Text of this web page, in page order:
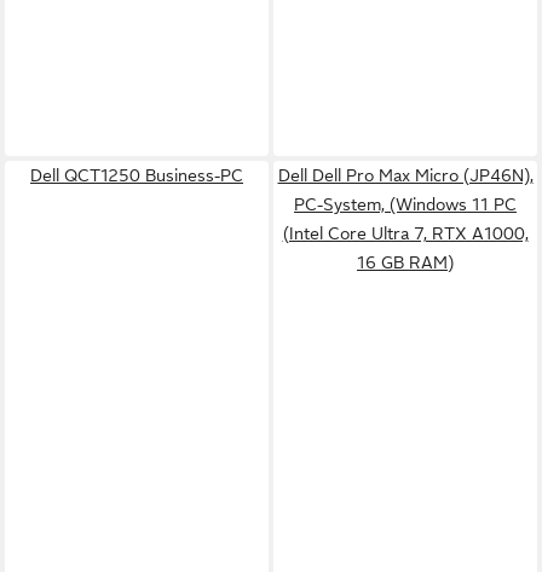
Dell QCT1250 Business-PC
Dell Dell Pro Max Micro (JP46N),
PC-System, (Windows 11 PC
(Intel Core Ultra 7, RTX A1000,
16 GB RAM)